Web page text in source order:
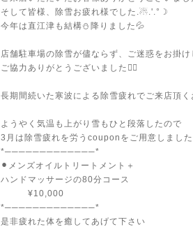
そして皆様、除雪お疲れ様でした.☃︎.'.°☽
今年は直江津も結構⛄️降りました💦
店舗駐車場の除雪が儘ならず、ご迷惑をお掛け
ご協力ありがとうございました🙇‍♀️
長期間続いた寒波による除雪疲れでご来店頂く
ようやく気温も上がり雪もひと段落したので
3月は除雪疲れを労うcouponをご用意しまし
*─────────────*
⚫︎メンズオイルトリートメント＋
ハンドマッサージの80分コース
¥10,000
*─────────────*
是非疲れた体を癒してあげて下さい